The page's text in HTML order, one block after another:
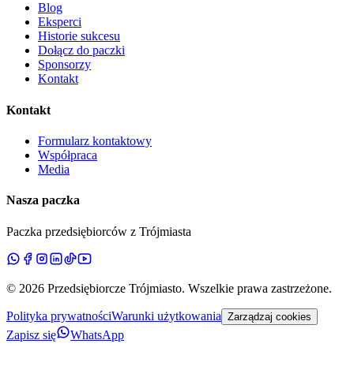
Blog
Eksperci
Historie sukcesu
Dołącz do paczki
Sponsorzy
Kontakt
Kontakt
Formularz kontaktowy
Współpraca
Media
Nasza paczka
Paczka przedsiębiorców z Trójmiasta
© 2026 Przedsiębiorcze Trójmiasto. Wszelkie prawa zastrzeżone.
Polityka prywatnościWarunki użytkowania Zarządzaj cookies
Zapisz się WhatsApp